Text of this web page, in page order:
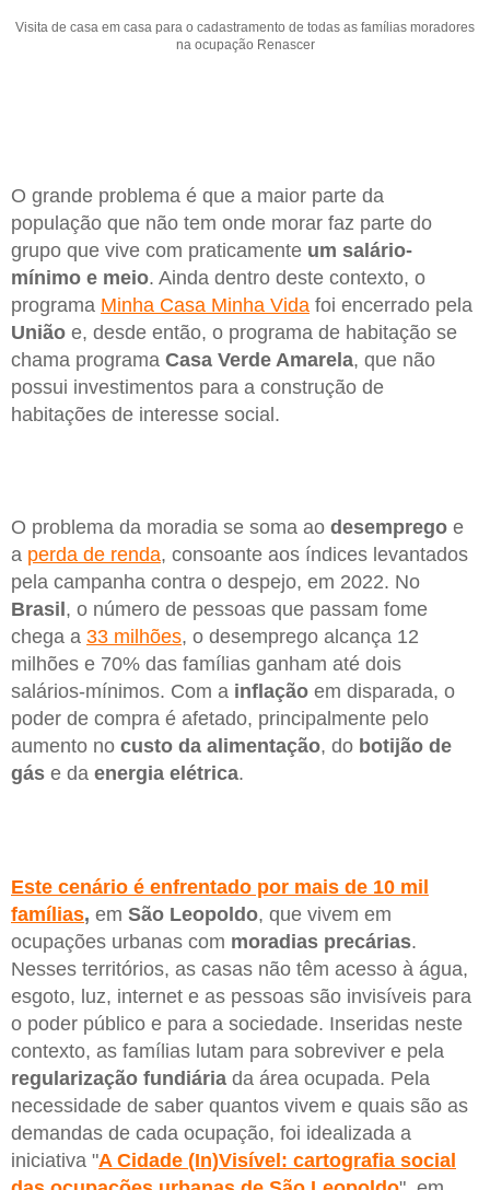
Visita de casa em casa para o cadastramento de todas as famílias moradores
na ocupação Renascer
O grande problema é que a maior parte da
população que não tem onde morar faz parte do
grupo que vive com praticamente um salário-
mínimo e meio. Ainda dentro deste contexto, o
programa Minha Casa Minha Vida foi encerrado pela
União e, desde então, o programa de habitação se
chama programa Casa Verde Amarela, que não
possui investimentos para a construção de
habitações de interesse social.
O problema da moradia se soma ao desemprego e
a perda de renda, consoante aos índices levantados
pela campanha contra o despejo, em 2022. No
Brasil , o número de pessoas que passam fome
chega a 33 milhões, o desemprego alcança 12
milhões e 70% das famílias ganham até dois
salários-mínimos. Com a inflação em disparada, o
poder de compra é afetado, principalmente pelo
aumento no custo da alimentação, do botijão de
gás e da energia elétrica.
Este cenário é enfrentado por mais de 10 mil
famílias, em São Leopoldo, que vivem em
ocupações urbanas com moradias precárias.
Nesses territórios, as casas não têm acesso à água,
esgoto, luz, internet e as pessoas são invisíveis para
o poder público e para a sociedade. Inseridas neste
contexto, as famílias lutam para sobreviver e pela
regularização fundiária da área ocupada. Pela
necessidade de saber quantos vivem e quais são as
demandas de cada ocupação, foi idealizada a
iniciativa "A Cidade (In)Visível: cartografia social